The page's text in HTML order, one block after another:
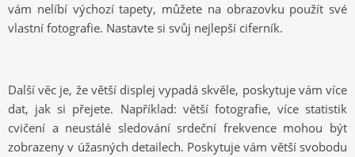
vám nelíbívýchozí tapety, můžete na obrazovku použít své
vlastní fotografie. Nastavte si svůj nejlepší ciferník.
Další věc je, že větší displej vypadá skvěle, poskytuje vám více
dat, jak si přejete. Například: větší fotografie, více statistik
cvičení a neustálé sledování srdeční frekvence mohou být
zobrazeny v úžasných detailech. Poskytuje vám větší svobodu